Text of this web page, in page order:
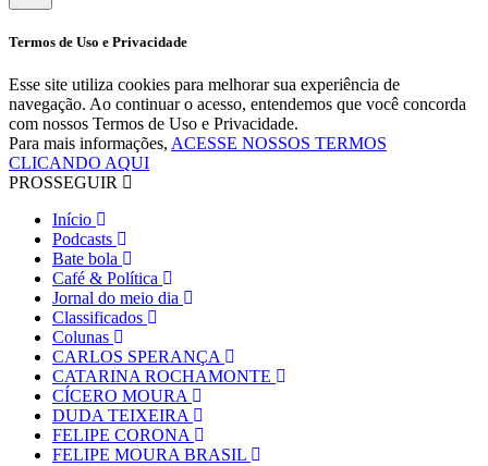
Termos de Uso e Privacidade
Esse site utiliza cookies para melhorar sua experiência de
navegação. Ao continuar o acesso, entendemos que você concorda
com nossos Termos de Uso e Privacidade.
Para mais informações, ACESSE NOSSOS TERMOS
CLICANDO AQUI
PROSSEGUIR
Início
Podcasts
Bate bola
Café & Política
Jornal do meio dia
Classificados
Colunas
CARLOS SPERANÇA
CATARINA ROCHAMONTE
CÍCERO MOURA
DUDA TEIXEIRA
FELIPE CORONA
FELIPE MOURA BRASIL